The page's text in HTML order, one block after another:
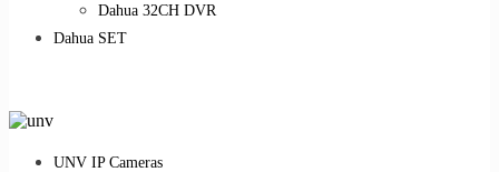
Dahua 32CH DVR
Dahua SET
UNV IP Cameras